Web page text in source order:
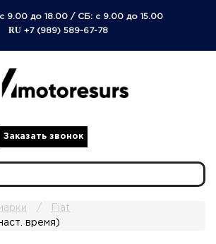
9.00 до 18.00/ СБ: с 9.00 до 15.00
RU +7 (989) 589-67-78
Заказать звонок
Fiat
время)